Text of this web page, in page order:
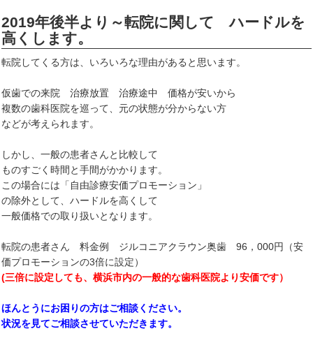
2019年後半より～転院に関して ハードルを
高くします。
転院してくる方は、いろいろな理由があると思います。
仮歯での来院 治療放置 治療途中 価格が安いから
複数の歯科医院を巡って、元の状態が分からない方
などが考えられます。
しかし、一般の患者さんと比較して
ものすごく時間と手間がかかります。
この場合には「自由診療安価プロモーション」
の除外として、ハードルを高くして
一般価格での取り扱いとなります。
転院の患者さん 料金例 ジルコニアクラウン奥歯 96，000円（安
価プロモーションの3倍に設定）
(三倍に設定しても、横浜市内の一般的な歯科医院より安価です）
ほんとうにお困りの方はご相談ください。
状況を見てご相談させていただきます。